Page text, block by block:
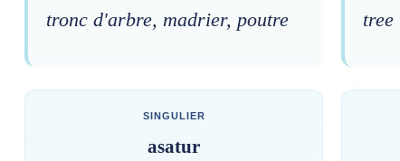
tronc d'arbre, madrier, poutre tree
SINGULIER
asatur